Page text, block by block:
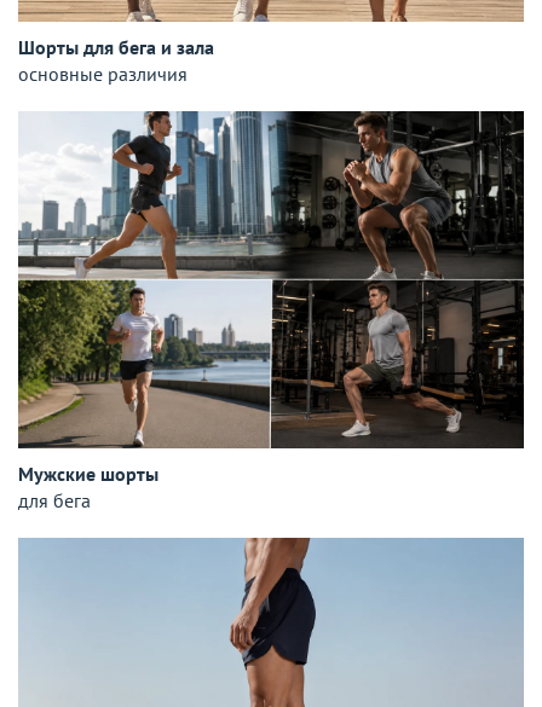
Шорты для бега и зала
основные различия
Мужские шорты
для бега